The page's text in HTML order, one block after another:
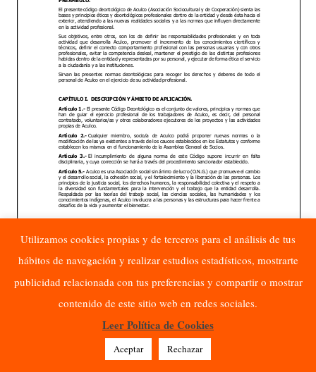
Utilizamos cookies propias y de terceros para el análisis de tus
hábitos de navegación y realizar estudios estadísticos, mostrarte
publicidad relacionada con tus preferencias y compartir o mostrar
contenido de este sitio web en redes sociales.
Leer Política de Cookies
Aceptar Rechazar